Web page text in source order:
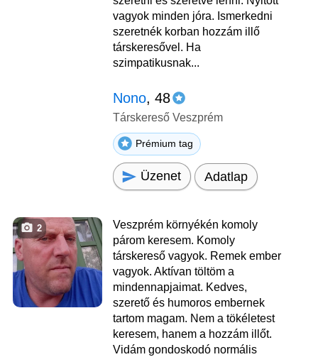
vagyok minden jóra. Ismerkedni
szeretnék korban hozzám illő
társkeresővel. Ha
szimpatikusnak...
Nono, 48
Társkereső Veszprém
Prémium tag
Üzenet Adatlap
2
Veszprém környékén komoly
párom keresem. Komoly
társkereső vagyok. Remek ember
vagyok. Aktívan töltöm a
mindennapjaimat. Kedves,
szerető és humoros embernek
tartom magam. Nem a tökéletest
keresem, hanem a hozzám illőt.
Vidám gondoskodó normális